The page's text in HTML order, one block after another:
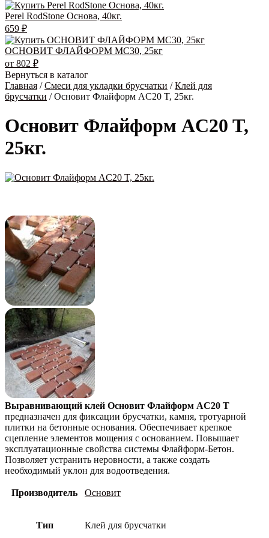
Perel RodStone Основа, 40кг.
659 ₽
ОСНОВИТ ФЛАЙФОРМ MC30, 25кг
от 802 ₽
Вернуться в каталог
Главная /Смеси для укладки брусчатки /Клей для
брусчатки / Основит Флайформ AC20 T, 25кг.
Основит Флайформ AC20 T,
25кг.
Выравнивающий клей Основит Флайформ AC20 T
предназначен для фиксации брусчатки, камня, тротуарной
плитки на бетонные основания. Обеспечивает крепкое
сцепление элементов мощения с основанием. Повышает
эксплуатационные свойства системы Флайформ-Бетон.
Позволяет устранить неровности, а также создать
необходимый уклон для водоотведения.
Производитель Основит
Тип Клей для брусчатки